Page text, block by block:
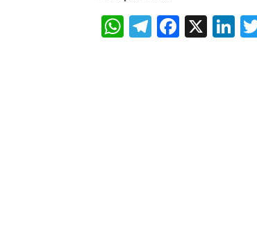
WhatsApp
Telegram
X